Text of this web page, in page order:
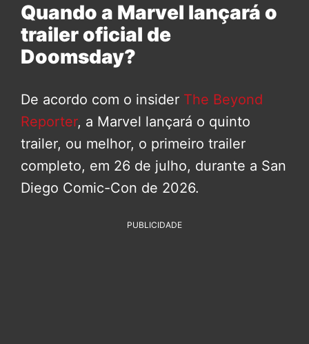
Quando a Marvel lançará o
trailer oficial de
Doomsday?
De acordo com o insider The Beyond
Reporter, a Marvel lançará o quinto
trailer, ou melhor, o primeiro trailer
completo, em 26 de julho, durante a San
Diego Comic-Con de 2026.
PUBLICIDADE